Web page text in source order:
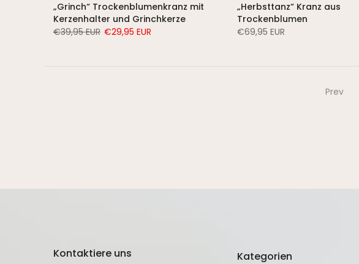
„Grinch“ Trockenblumenkranz mit
Kerzenhalter und Grinchkerze
€39,95 EUR €29,95 EUR
„Herbsttanz“ Kranz aus
Trockenblumen
€69,95 EUR
Prev
Kontaktiere uns Kategorien